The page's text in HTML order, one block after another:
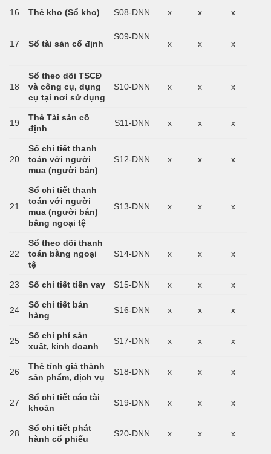
16 Thẻ kho (Sổ kho) S08-DNN x x x
17 Sổ tài sản cố định
S09-DNN
x x x
18
Sổ theo dõi TSCĐ
và công cụ, dụng
cụ tại nơi sử dụng
S10-DNN x x x
19
Thẻ Tài sản cố
định
S11-DNN x x x
20
Sổ chi tiết thanh
toán với người
mua (người bán)
S12-DNN x x x
21
Sổ chi tiết thanh
toán với người
mua (người bán)
bằng ngoại tệ
S13-DNN x x x
22
Sổ theo dõi thanh
toán bằng ngoại
tệ
S14-DNN x x x
23 Sổ chi tiết tiền vay S15-DNN x x x
24
Sổ chi tiết bán
hàng
S16-DNN x x x
25
Sổ chi phí sản
xuất, kinh doanh
S17-DNN x x x
26
Thẻ tính giá thành
sản phẩm, dịch vụ
S18-DNN x x x
27
Sổ chi tiết các tài
khoản
S19-DNN x x x
28
Sổ chi tiết phát
hành cổ phiếu
S20-DNN x x x